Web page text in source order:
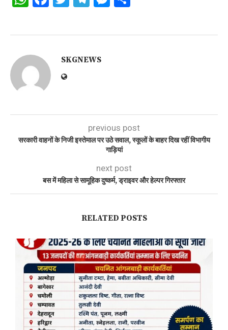
SKGNEWS
previous post
सरकारी वाहनों के निजी इस्तेमाल पर उठे सवाल, स्कूलों के बाहर दिख रहीं विभागीय
गाड़ियां
next post
बस में महिला से सामूहिक दुष्कर्म, ड्राइवर और हेल्पर गिरफ्तार
RELATED POSTS